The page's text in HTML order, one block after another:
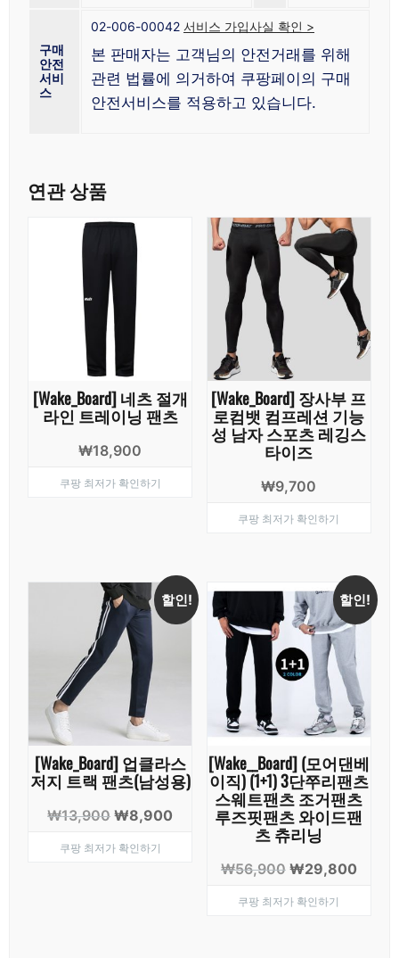
구매
안전
서비
스
02-006-00042 서비스 가입사실 확인 >
본 판매자는 고객님의 안전거래를 위해
관련 법률에 의거하여 쿠팡페이의 구매
안전서비스를 적용하고 있습니다.
연관 상품
[Wake_Board] 네츠 절개
라인 트레이닝 팬츠
₩18,900
쿠팡 최저가 확인하기
[Wake_Board] 장사부 프
로컴뱃 컴프레션 기능
성 남자 스포츠 레깅스
타이즈
₩9,700
쿠팡 최저가 확인하기
할인!
[Wake_Board] 업클라스
저지 트랙 팬츠(남성용)
₩13,900 원
가
₩8,900
쿠팡 최저가 확인하기
할인!
[Wake__Board] (모어댄베
이직) (1+1) 3단쭈리팬츠
스웨트팬츠 조거팬츠
루즈핏팬츠 와이드팬
츠 츄리닝
₩56,900 원
가
₩29,800현
쿠팡 최저가 확인하기